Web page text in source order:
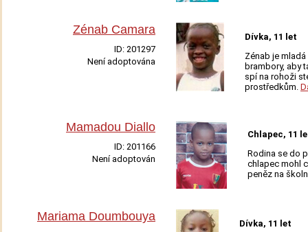
Zénab Camara
ID: 201297
Není adoptována
Dívka, 11 let
Zénab je
brambory, aby
spí na rohoži
prostředkům.
Mamadou Diallo
ID: 201166
Není adoptován
Chlapec, 11
Rodina se do
chlapec mohl
peněz na
Mariama Doumbouya
Dívka, 11 let